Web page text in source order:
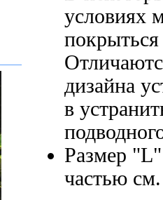
условиях
дизайна
в
Размер
частью см.